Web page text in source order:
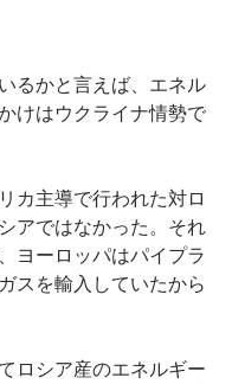
るかと言えば、エネル
けはウクライナ情勢で
カ主導で行われた対ロ
アではなかった。それ
ヨーロッパはパイプラ
スを輸入していたから
ロシア産のエネルギー